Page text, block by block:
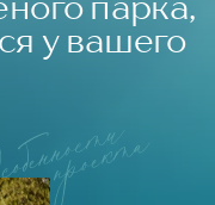
у вашего